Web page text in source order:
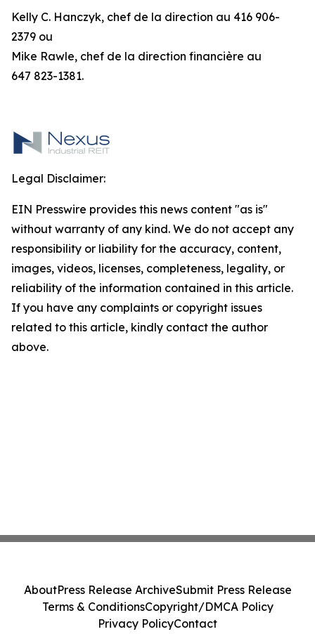
Kelly C. Hanczyk, chef de la direction au 416 906-
2379 ou
Mike Rawle, chef de la direction financière au
647 823-1381.
Legal Disclaimer:
EIN Presswire provides this news content "as is"
without warranty of any kind. We do not accept any
responsibility or liability for the accuracy, content,
images, videos, licenses, completeness, legality, or
reliability of the information contained in this article.
If you have any complaints or copyright issues
related to this article, kindly contact the author
above.
AboutPress Release ArchiveSubmit Press Release
Terms & ConditionsCopyright/DMCA Policy
Privacy PolicyContact